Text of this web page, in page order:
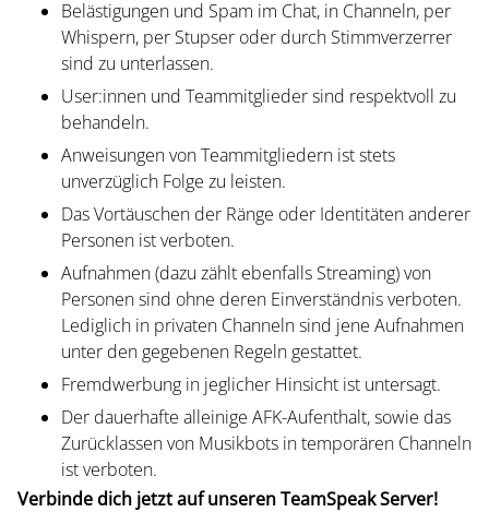
Belästigungen und Spam im Chat, in Channeln, per
Whispern, per Stupser oder durch Stimmverzerrer
sind zu unterlassen.
User:innen und Teammitglieder sind respektvoll zu
behandeln.
Anweisungen von Teammitgliedern ist stets
unverzüglich Folge zu leisten.
Das Vortäuschen der Ränge oder Identitäten anderer
Personen ist verboten.
Aufnahmen (dazu zählt ebenfalls Streaming) von
Personen sind ohne deren Einverständnis verboten.
Lediglich in privaten Channeln sind jene Aufnahmen
unter den gegebenen Regeln gestattet.
Fremdwerbung in jeglicher Hinsicht ist untersagt.
Der dauerhafte alleinige AFK-Aufenthalt, sowie das
Zurücklassen von Musikbots in temporären Channeln
ist verboten.
Verbinde dich jetzt auf unseren TeamSpeak Server!